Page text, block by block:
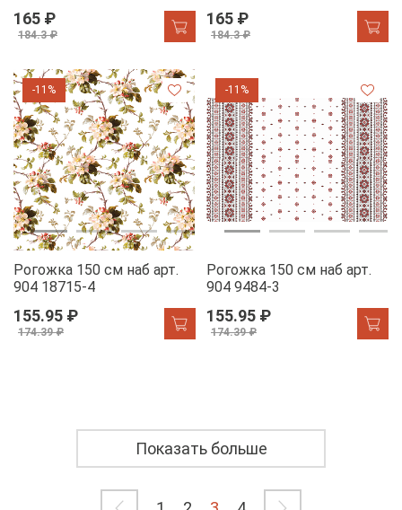
165 ₽
184.3 ₽
165 ₽
184.3 ₽
-11%
Рогожка 150 см наб арт.
904 18715-4
155.95 ₽
174.39 ₽
-11%
Рогожка 150 см наб арт.
904 9484-3
155.95 ₽
174.39 ₽
Показать больше